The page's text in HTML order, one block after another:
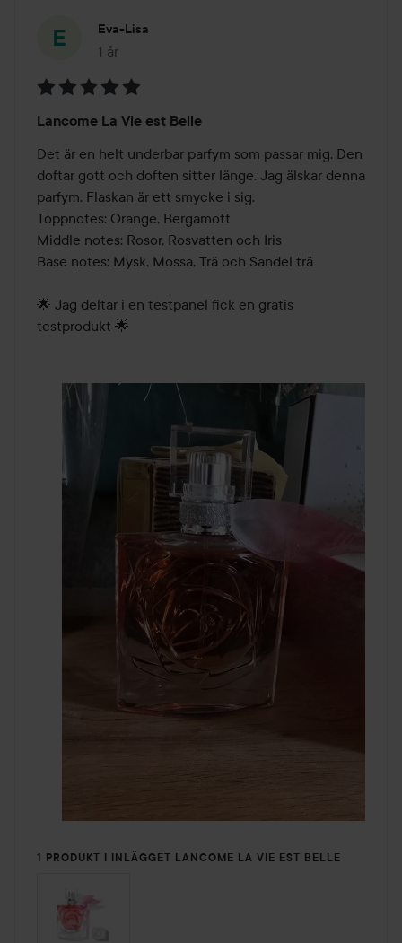
Eva-Lisa
1 år
Inlägget skapades 1 år
5
av
5
Lancome La Vie est Belle
Det är en helt underbar parfym som passar mig. Den
doftar gott och doften sitter länge. Jag älskar denna
parfym. Flaskan är ett smycke i sig.
Toppnotes: Orange, Bergamott
Middle notes: Rosor, Rosvatten och Iris
Base notes: Mysk, Mossa, Trä och Sandel trä
🌟 Jag deltar i en testpanel fick en gratis
testprodukt 🌟
1 PRODUKT I INLÄGGET LANCOME LA VIE EST BELLE